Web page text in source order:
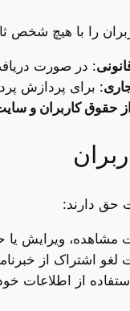
را با هیچ شخص
: در صورت
: برای پردازش
حقوق کاربران و
حق دارند:
مشاهده، ویرایش
اشتراک از
از اطلاعات